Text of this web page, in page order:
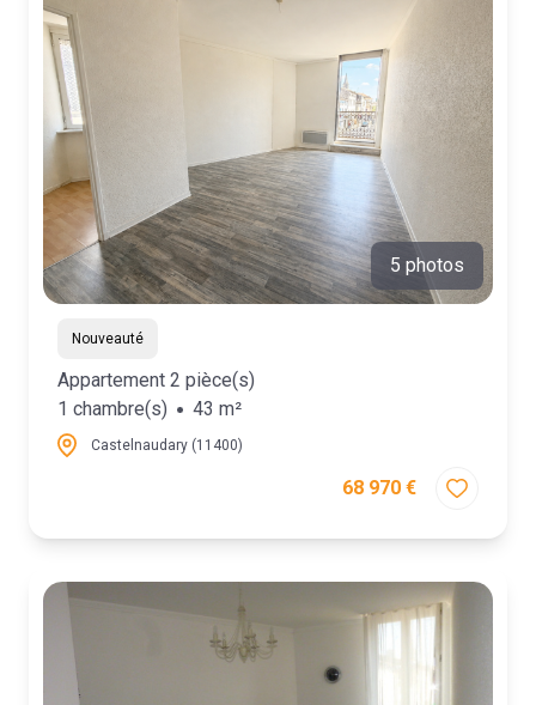
5 photos
Nouveauté
Appartement 2 pièce(s)
1 chambre(s)
43 m²
Castelnaudary (11400)
68 970 €